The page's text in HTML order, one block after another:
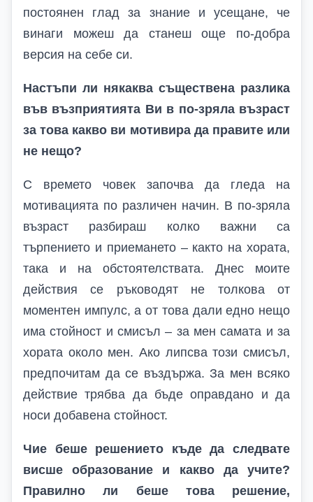
постоянен глад за знание и усещане, че
винаги можеш да станеш още по-добра
версия на себе си.
Настъпи ли някаква съществена разлика
във възприятията Ви в по-зряла възраст
за това какво ви мотивира да правите или
не нещо?
С времето човек започва да гледа на
мотивацията по различен начин. В по-зряла
възраст разбираш колко важни са
търпението и приемането – както на хората,
така и на обстоятелствата. Днес моите
действия се ръководят не толкова от
моментен импулс, а от това дали едно нещо
има стойност и смисъл – за мен самата и за
хората около мен. Ако липсва този смисъл,
предпочитам да се въздържа. За мен всяко
действие трябва да бъде оправдано и да
носи добавена стойност.
Чие беше решението къде да следвате
висше образование и какво да учите?
Правилно ли беше това решение,